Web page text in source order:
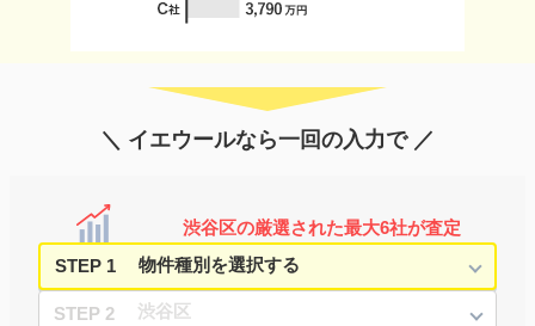
＼ イエウールなら一回の入力で ／
渋谷区の厳選された最大6社が査定
STEP 1
STEP 2